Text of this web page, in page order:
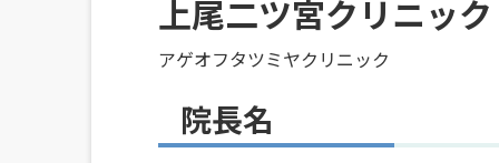
上尾二ツ宮クリニック
アゲオフタツミヤクリニック
院長名